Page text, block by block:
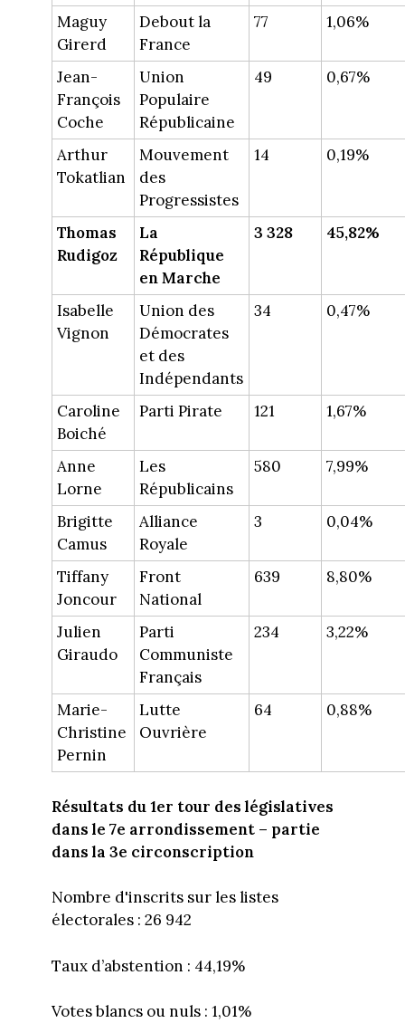
Maguy
Girerd
Debout la
France
77 1,06%
Jean-
François
Coche
Union
Populaire
Républicaine
49 0,67%
Arthur
Tokatlian
Mouvement
des
Progressistes
14 0,19%
Thomas
Rudigoz
La
République
en Marche
3 328 45,82%
Isabelle
Vignon
Union des
Démocrates
et des
Indépendants
34 0,47%
Caroline
Boiché
Parti Pirate 121 1,67%
Anne
Lorne
Les
Républicains
580 7,99%
Brigitte
Camus
Alliance
Royale
3 0,04%
Tiffany
Joncour
Front
National
639 8,80%
Julien
Giraudo
Parti
Communiste
Français
234 3,22%
Marie-
Christine
Pernin
Lutte
Ouvrière
64 0,88%
Résultats du 1er tour des législatives
dans le 7e arrondissement – partie
dans la 3e circonscription
Nombre d'inscrits sur les listes
électorales : 26 942
Taux d’abstention : 44,19%
Votes blancs ou nuls : 1,01%